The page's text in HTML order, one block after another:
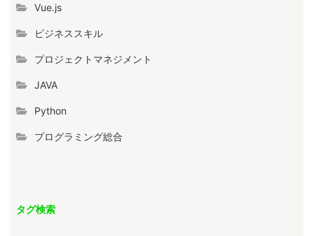
Vue.js
ビジネススキル
プロジェクトマネジメント
JAVA
Python
プログラミング総合
タグ検索